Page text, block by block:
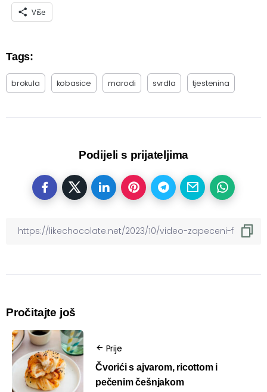
Više
Tags:
brokula kobasice marodi svrdla tjestenina
Podijeli s prijateljima
Pročitajte još
Prije
Čvorići s ajvarom, ricottom i
pečenim češnjakom